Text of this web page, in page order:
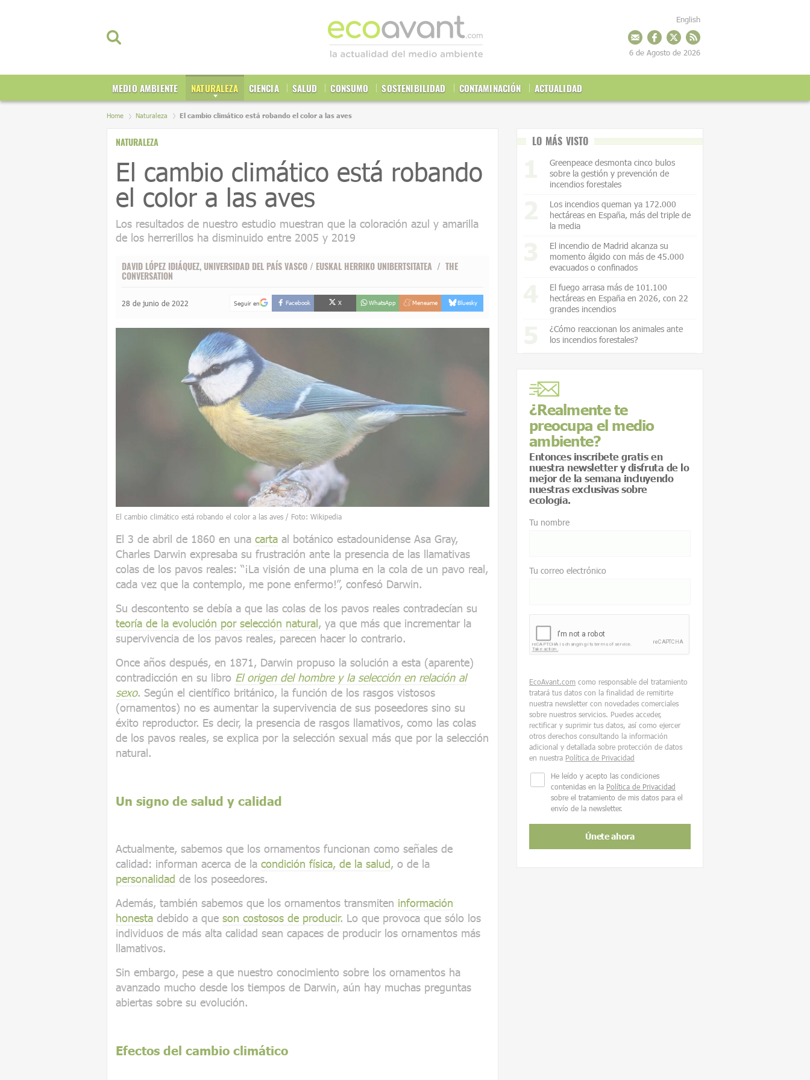
MEDIO AMBIENTE NATURALEZA CIENCIA SALUD CONSUMO SOSTENIBILIDAD CONTAMINACIÓN ACTUALIDAD
English
6 de Agosto de 2026
Home Naturaleza El cambio climático está robando el color a las aves
NATURALEZA
El cambio climático está robando
el color a las aves
Los resultados de nuestro estudio muestran que la coloración azul y amarilla
de los herrerillos ha disminuido entre 2005 y 2019
DAVID LÓPEZ IDIÁQUEZ, UNIVERSIDAD DEL PAÍS VASCO / EUSKAL HERRIKO UNIBERTSITATEA / THE
CONVERSATION
28 de junio de 2022 Seguir en Facebook X WhatsApp Meneame Bluesky
El cambio climático está robando el color a las aves / Foto: Wikipedia
El 3 de abril de 1860 en una carta al botánico estadounidense Asa Gray,
Charles Darwin expresaba su frustración ante la presencia de las llamativas
colas de los pavos reales: “¡La visión de una pluma en la cola de un pavo real,
cada vez que la contemplo, me pone enfermo!”, confesó Darwin.
Su descontento se debía a que las colas de los pavos reales contradecían su
teoría de la evolución por selección natural, ya que más que incrementar la
supervivencia de los pavos reales, parecen hacer lo contrario.
Once años después, en 1871, Darwin propuso la solución a esta (aparente)
contradicción en su libro El origen del hombre y la selección en relación al
sexo. Según el científico británico, la función de los rasgos vistosos
(ornamentos) no es aumentar la supervivencia de sus poseedores sino su
éxito reproductor. Es decir, la presencia de rasgos llamativos, como las colas
de los pavos reales, se explica por la selección sexual más que por la selección
natural.
Un signo de salud y calidad
Actualmente, sabemos que los ornamentos funcionan como señales de
calidad: informan acerca de la condición física, de la salud, o de la
personalidad de los poseedores.
Además, también sabemos que los ornamentos transmiten información
honesta debido a que son costosos de producir. Lo que provoca que sólo los
individuos de más alta calidad sean capaces de producir los ornamentos más
llamativos.
Sin embargo, pese a que nuestro conocimiento sobre los ornamentos ha
avanzado mucho desde los tiempos de Darwin, aún hay muchas preguntas
abiertas sobre su evolución.
Efectos del cambio climático
LO MÁS VISTO
Greenpeace desmonta cinco bulos
sobre la gestión y prevención de
incendios forestales
Los incendios queman ya 172.000
hectáreas en España, más del triple de
la media
El incendio de Madrid alcanza su
momento álgido con más de 45.000
evacuados o confinados
El fuego arrasa más de 101.100
hectáreas en España en 2026, con 22
grandes incendios
¿Cómo reaccionan los animales ante
los incendios forestales?
¿Realmente te
preocupa el medio
ambiente?
Entonces inscríbete gratis en
nuestra newsletter y disfruta de lo
mejor de la semana incluyendo
nuestras exclusivas sobre
ecología.
Tu nombre
Tu correo electrónico
EcoAvant.com como responsable del tratamiento
tratará tus datos con la finalidad de remitirte
nuestra newsletter con novedades comerciales
sobre nuestros servicios. Puedes acceder,
rectificar y suprimir tus datos, así como ejercer
otros derechos consultando la información
adicional y detallada sobre protección de datos
en nuestra Política de Privacidad
He leído y acepto las condiciones
contenidas en la Política de Privacidad
sobre el tratamiento de mis datos para el
envío de la newsletter.